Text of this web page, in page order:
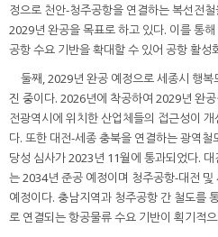
정으로 천안-청주공항을 연결하는 복선전
2029년 완공을 목표로 하고 있다. 이를 통
공항 수요 기반을 확대할 수 있어 공항 활성
둘째, 2029년 완공 예정으로 세종시 행
진 중이다. 2026년에 착공하여 2029년 완
전광역시에 위치한 산업체들의 접근성이
다. 또한 대전-세종 충북을 연결하는 광역
당성 심사가 2023년 11월에 통과되었다.
는 2034년 준공 예정이며 청주공항-대전
예정이다. 충남지역과 청주공항 간 철도를
로 연결되는 항공물류 수요 기반이 획기적